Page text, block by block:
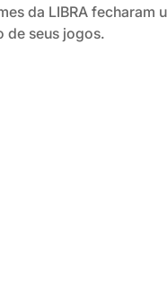
da LIBRA fecharam
de seus jogos.